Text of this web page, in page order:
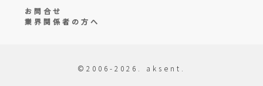
お問合せ
業界関係者の方へ
©2006-2026. aksent.